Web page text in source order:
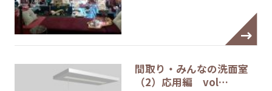
間取り・みんなの洗面室
（2）応用編 vol…